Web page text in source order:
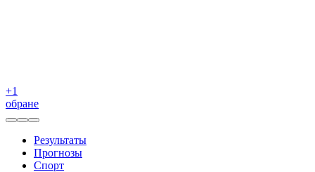
+1
обране
Результаты
Прогнозы
Спорт